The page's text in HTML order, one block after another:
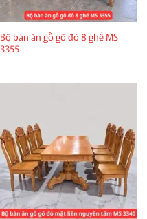
Bộ bàn ăn gỗ gõ đỏ 8 ghế MS
3355